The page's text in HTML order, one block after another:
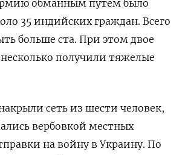
обманным путем было
35 индийских граждан. Всего
больше ста. При этом двое
получили тяжелые
сеть из шести человек,
вербовкой местных
на войну в Украину. По